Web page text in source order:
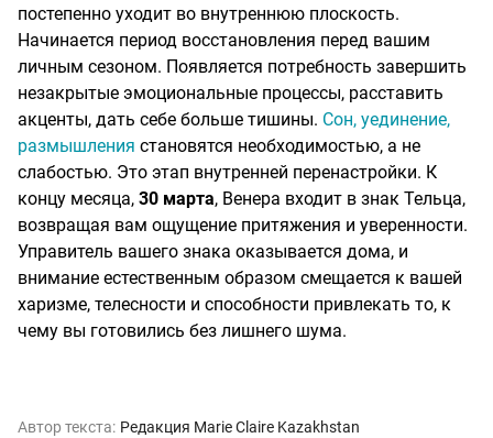
постепенно уходит во внутреннюю плоскость.
Начинается период восстановления перед вашим
личным сезоном. Появляется потребность завершить
незакрытые эмоциональные процессы, расставить
акценты, дать себе больше тишины. Сон, уединение,
размышления становятся необходимостью, а не
слабостью. Это этап внутренней перенастройки. К
концу месяца, 30 марта, Венера входит в знак Тельца,
возвращая вам ощущение притяжения и уверенности.
Управитель вашего знака оказывается дома, и
внимание естественным образом смещается к вашей
харизме, телесности и способности привлекать то, к
чему вы готовились без лишнего шума.
Автор текста: Редакция Marie Claire Kazakhstan